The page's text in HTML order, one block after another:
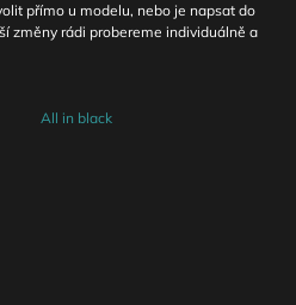
přímo u modelu, nebo je napsat do
změny rádi probereme individuálně a
All in black